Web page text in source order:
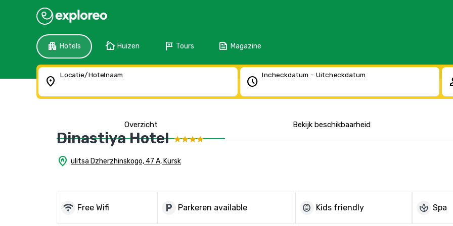
apartment Hotels cottage Huizen tour Tours feed Magazine
location_on Locatie/Hotelnaam schedule Incheckdatum - Uitcheckdatum
Overzicht Bekijk beschikbaarheid
Dinastiya Hotel
home_pin ulitsa Dzherzhinskogo, 47 A, Kursk
wifi Free Wifi local_parking Parkeren available child_care Kids friendly spa Spa